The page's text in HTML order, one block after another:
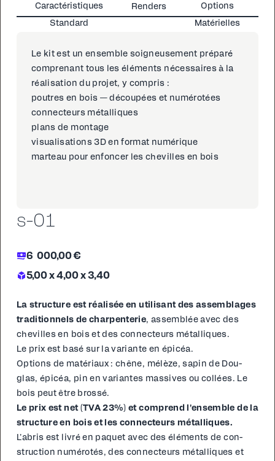
Caractéristiques
Standard
Renders
Options
Matérielles
Le kit est un en­sem­ble soigneuse­ment pré­paré
com­prenant tous les élé­ments néces­saires à la
réal­i­sa­tion du pro­jet, y com­pris :
poutres en bois — dé­coupées et numérotées
con­necteurs mé­talliques
plans de mon­tage
vi­su­al­i­sa­tions 3D en for­mat numérique
marteau pour en­fon­cer les chevilles en bois
s-01
6 000,00 €
5,00 x 4,00 x 3,40
La struc­ture est réal­isée en util­isant des as­sem­blages
tra­di­tion­nels de char­p­en­terie, as­sem­blée avec des
chevilles en bois et des con­necteurs mé­talliques.
Le prix est basé sur la vari­ante en épicéa.
Op­tions de matéri­aux : chêne, mélèze, sapin de Dou­
glas, épicéa, pin en vari­antes mas­sives ou col­lées. Le
bois peut être brossé.
Le prix est net (TVA 23%) et com­prend l'ensem­ble de la
struc­ture en bois et les con­necteurs mé­talliques.
L'abris est livré en pa­quet avec des élé­ments de con­
struc­tion numérotés, des con­necteurs mé­talliques et